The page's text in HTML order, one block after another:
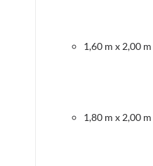
1,60 m x 2,00 m
1,80 m x 2,00 m